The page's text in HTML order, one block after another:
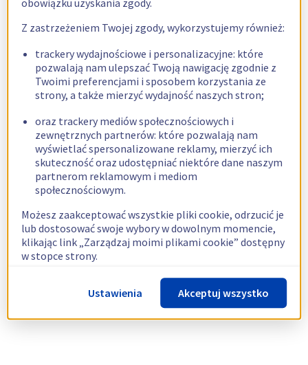
obowiązku uzyskania zgody.
Z zastrzeżeniem Twojej zgody, wykorzystujemy również:
trackery wydajnościowe i personalizacyjne: które
pozwalają nam ulepszać Twoją nawigację zgodnie z
Twoimi preferencjami i sposobem korzystania ze
strony, a także mierzyć wydajność naszych stron;
oraz trackery mediów społecznościowych i
zewnętrznych partnerów: które pozwalają nam
wyświetlać spersonalizowane reklamy, mierzyć ich
skuteczność oraz udostępniać niektóre dane naszym
partnerom reklamowym i mediom
społecznościowym.
Możesz zaakceptować wszystkie pliki cookie, odrzucić je
lub dostosować swoje wybory w dowolnym momencie,
klikając link „Zarządzaj moimi plikami cookie” dostępny
w stopce strony.
Więcej informacji znajdziesz w naszejpolityce
dotyczącej wykorzystywania plików cookie.
Ustawienia Akceptuj wszystko